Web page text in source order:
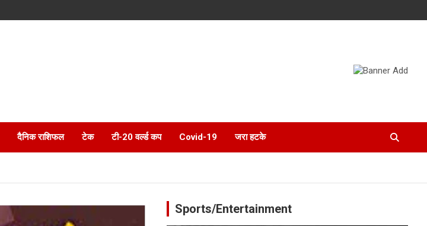
दैनिक राशिफल टेक टी-20 वर्ल्ड कप Covid-19 जरा हटके
Sports/Entertainment